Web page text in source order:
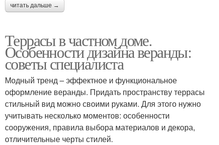
читать дальше →
Террасы в частном доме.
Особенности дизайна веранды:
советы специалиста
Модный тренд – эффектное и функциональное
оформление веранды. Придать пространству террасы
стильный вид можно своими руками. Для этого нужно
учитывать несколько моментов: особенности
сооружения, правила выбора материалов и декора,
отличительные черты стилей.